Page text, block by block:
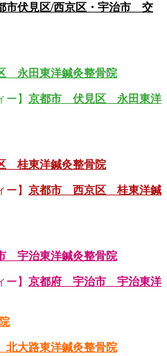
市伏見区/西京区・宇治市 交
永田東洋鍼灸整骨院
】 京都市 伏見区 永田東洋
桂東洋鍼灸整骨院
】 京都市 西京区 桂東洋鍼
宇治東洋鍼灸整骨院
】 京都府 宇治市 宇治東洋
大路東洋鍼灸整骨院